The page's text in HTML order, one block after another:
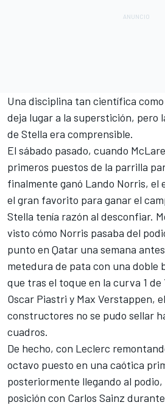
Una disciplina tan científica
deja lugar a la superstición, pero
de Stella era comprensible.
El sábado pasado, cuando
primeros puestos de la parrilla
finalmente ganó Lando Norris, el
el gran favorito para ganar el
Stella tenía razón al desconfiar.
visto cómo Norris pasaba del
punto en Qatar una semana
metedura de pata con una doble
que tras el toque en la curva 1 de
Oscar Piastri y Max Verstappen,
constructores no se pudo sellar
cuadros.
De hecho, con Leclerc
octavo puesto en una caótica
posteriormente llegando al
posición con Carlos Sainz